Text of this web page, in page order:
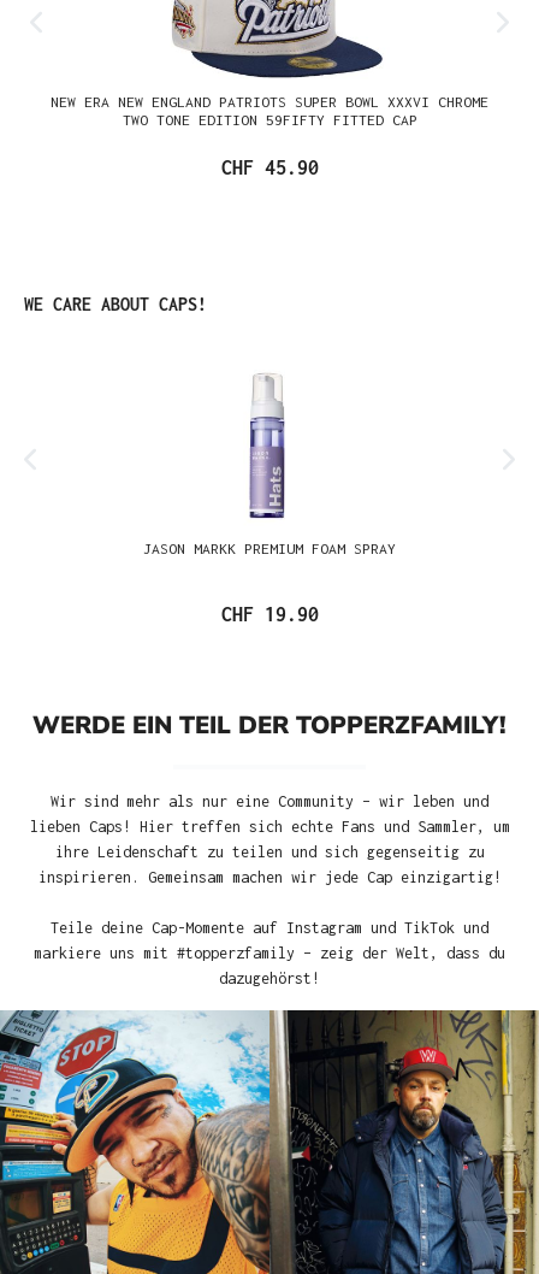
NEW ERA NEW ENGLAND PATRIOTS SUPER BOWL XXXVI CHROME
TWO TONE EDITION 59FIFTY FITTED CAP
CHF 45.90
Produktgalerie überspringen
WE CARE ABOUT CAPS!
JASON MARKK PREMIUM FOAM SPRAY
CHF 19.90
WERDE EIN TEIL DER TOPPERZFAMILY!
Wir sind mehr als nur eine Community – wir leben und
lieben Caps! Hier treffen sich echte Fans und Sammler, um
ihre Leidenschaft zu teilen und sich gegenseitig zu
inspirieren. Gemeinsam machen wir jede Cap einzigartig!
Teile deine Cap-Momente auf Instagram und TikTok und
markiere uns mit #topperzfamily – zeig der Welt, dass du
dazugehörst!